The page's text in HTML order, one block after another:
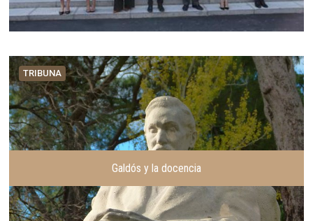
TRIBUNA
Galdós y la docencia